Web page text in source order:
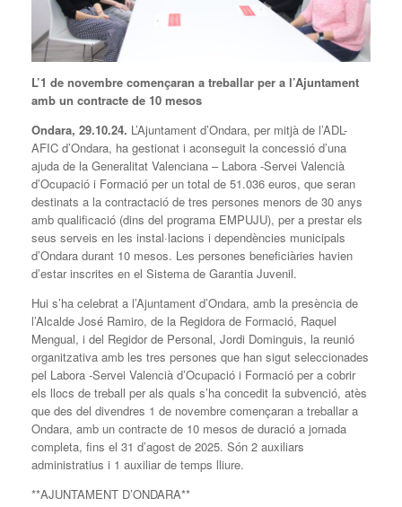
L’1 de novembre començaran a treballar per a l’Ajuntament
amb un contracte de 10 mesos
Ondara, 29.10.24. L’Ajuntament d’Ondara, per mitjà de l’ADL-
AFIC d’Ondara, ha gestionat i aconseguit la concessió d’una
ajuda de la Generalitat Valenciana – Labora -Servei Valencià
d’Ocupació i Formació per un total de 51.036 euros, que seran
destinats a la contractació de tres persones menors de 30 anys
amb qualificació (dins del programa EMPUJU), per a prestar els
seus serveis en les instal·lacions i dependències municipals
d’Ondara durant 10 mesos. Les persones beneficiàries havien
d’estar inscrites en el Sistema de Garantia Juvenil.
Hui s’ha celebrat a l’Ajuntament d’Ondara, amb la presència de
l’Alcalde José Ramiro, de la Regidora de Formació, Raquel
Mengual, i del Regidor de Personal, Jordi Dominguis, la reunió
organitzativa amb les tres persones que han sigut seleccionades
pel Labora -Servei Valencià d’Ocupació i Formació per a cobrir
els llocs de treball per als quals s’ha concedit la subvenció, atès
que des del divendres 1 de novembre començaran a treballar a
Ondara, amb un contracte de 10 mesos de duració a jornada
completa, fins el 31 d’agost de 2025. Són 2 auxiliars
administratius i 1 auxiliar de temps lliure.
**AJUNTAMENT D’ONDARA**